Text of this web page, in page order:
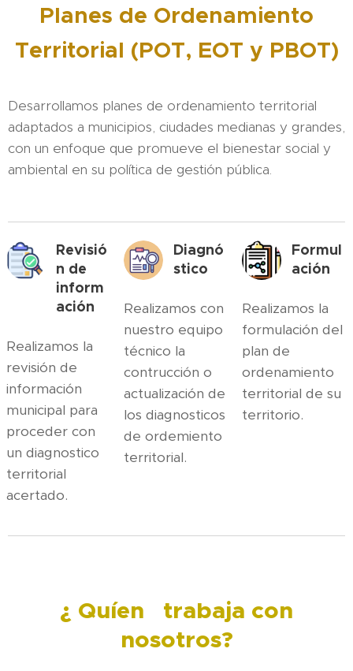
Planes de Ordenamiento
Territorial (POT, EOT y PBOT)
Desarrollamos planes de ordenamiento territorial
adaptados a municipios, ciudades medianas y grandes,
con un enfoque que promueve el bienestar social y
ambiental en su política de gestión pública.
Revisió
n de
inform
ación
Realizamos la
revisión de
información
municipal para
proceder con
un diagnostico
territorial
acertado.
Diagnó
stico
Realizamos con
nuestro equipo
técnico la
contrucción o
actualización de
los diagnosticos
de ordemiento
territorial.
Formul
ación
Realizamos la
formulación del
plan de
ordenamiento
territorial de su
territorio.
¿ Quíen trabaja con
nosotros?